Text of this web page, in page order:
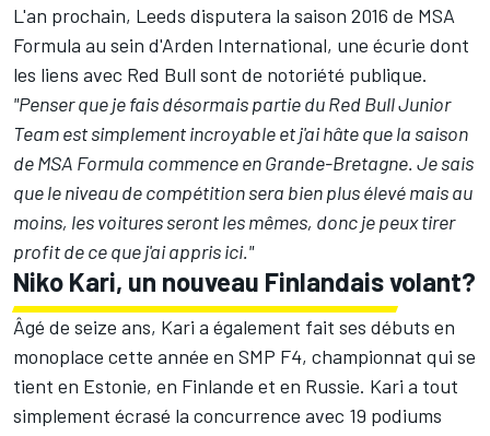
L'an prochain, Leeds disputera la saison 2016 de MSA
Formula au sein d'Arden International, une écurie dont
les liens avec Red Bull sont de notoriété publique.
"Penser que je fais désormais partie du Red Bull Junior
Team est simplement incroyable et j'ai hâte que la saison
de MSA Formula commence en Grande-Bretagne. Je sais
que le niveau de compétition sera bien plus élevé mais au
moins, les voitures seront les mêmes, donc je peux tirer
profit de ce que j'ai appris ici."
Niko Kari, un nouveau Finlandais volant?
Âgé de seize ans, Kari a également fait ses débuts en
monoplace cette année en SMP F4, championnat qui se
tient en Estonie, en Finlande et en Russie. Kari a tout
simplement écrasé la concurrence avec 19 podiums